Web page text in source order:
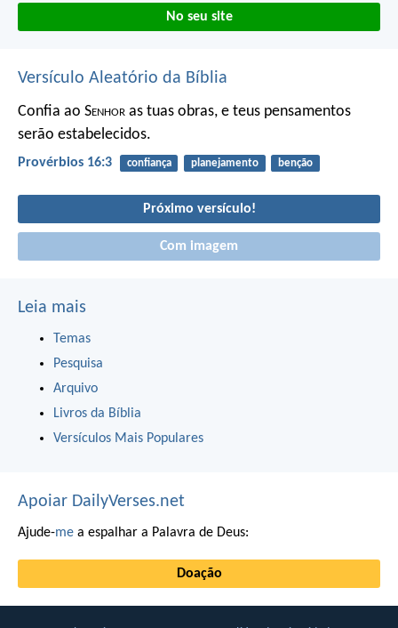
No seu site
Versículo Aleatório da Bíblia
Confia ao Senhor as tuas obras, e teus pensamentos
serão estabelecidos.
Provérbios 16:3 confiança planejamento benção
Próximo versículo!
Com imagem
Leia mais
Temas
Pesquisa
Arquivo
Livros da Bíblia
Versículos Mais Populares
Apoiar DailyVerses.net
Ajude-me a espalhar a Palavra de Deus:
Doação